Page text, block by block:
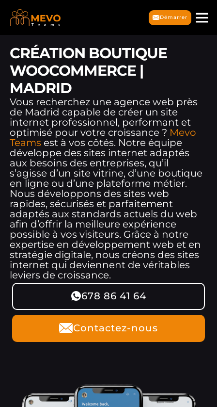
Démarrer
CRÉATION BOUTIQUE
WOOCOMMERCE |
MADRID
Vous recherchez une agence web près
de Madrid capable de créer un site
internet professionnel, performant et
optimisé pour votre croissance ? Mevo
Teams est à vos côtés. Notre équipe
développe des sites internet adaptés
aux besoins des entreprises, qu’il
s’agisse d’un site vitrine, d’une boutique
en ligne ou d’une plateforme métier.
Nous développons des sites web
rapides, sécurisés et parfaitement
adaptés aux standards actuels du web
afin d’offrir la meilleure expérience
possible à vos visiteurs. Grâce à notre
expertise en développement web et en
stratégie digitale, nous créons des sites
internet qui deviennent de véritables
leviers de croissance.
678 86 41 64
Contactez-nous